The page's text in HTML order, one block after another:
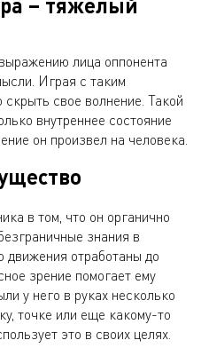
лица оппонента
Играя с таким
скрыть свое волнение. Такой
внутреннее состояние
он произвел на человека.
в том, что он органично
знания в
движения отработаны до
зрение помогает ему
у него в руках несколько
точке или еще какому-то
это в своих целях.